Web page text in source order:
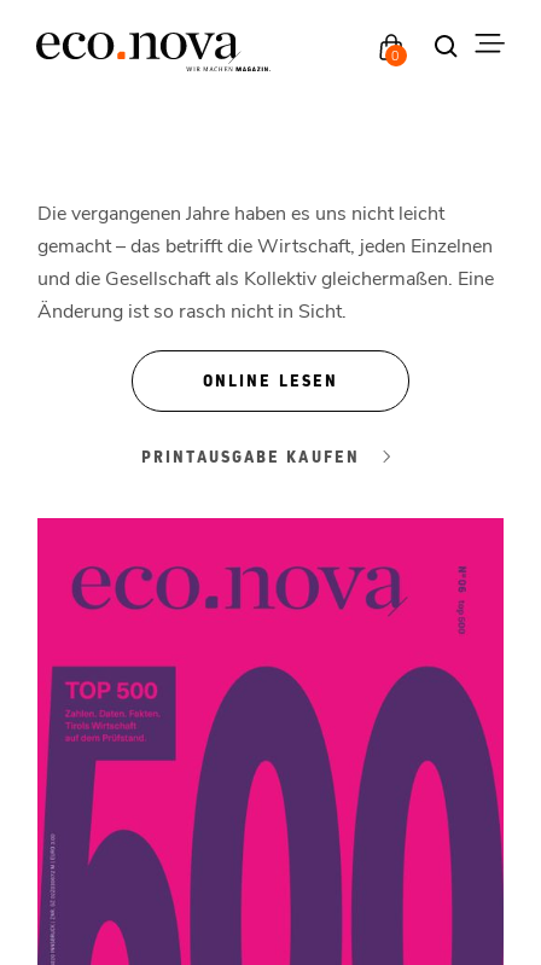
0
Die vergangenen Jahre haben es uns nicht leicht
gemacht – das betrifft die Wirtschaft, jeden Einzelnen
und die Gesellschaft als Kollektiv gleichermaßen. Eine
Änderung ist so rasch nicht in Sicht.
ONLINE LESEN
PRINTAUSGABE KAUFEN